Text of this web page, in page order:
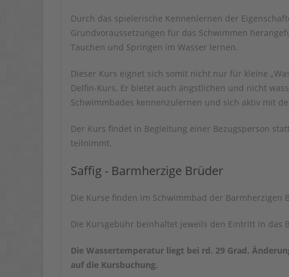
Durch das spielerische Kennenlernen der
Grundvoraussetzungen für das Schwimmen
Tauchen und Springen im Wasser lernen.
Dieser Kurs eignet sich somit nicht nur für kleine
Delfin-Kurs. Er bietet auch ängstlichen und nicht
Schwimmbades kennenzulernen und sich aktiv mit
Der Kurs findet in Begleitung einer Bezugsperson
teilnimmt.
Saffig - Barmherzige Brüder
Die Kurse finden im Schwimmbad der Barmherzigen
Die Kursgebühr beinhaltet jeweils den Eintritt in das
Die Wassertemperatur liegt bei rd. 29 Grad.
auf die Kursbuchung.